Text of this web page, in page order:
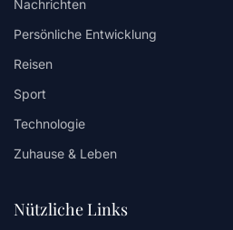
Nachrichten
Persönliche Entwicklung
Reisen
Sport
Technologie
Zuhause & Leben
Nützliche Links